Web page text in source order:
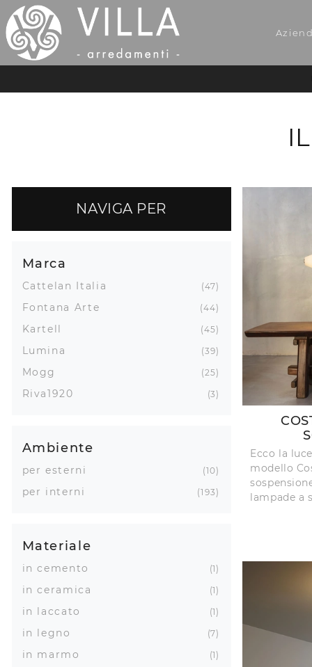
NAVIGA PER
Marca
Cattelan Italia 47
Fontana Arte 44
Kartell 45
Lumina 39
Mogg 25
Riva1920 3
Ambiente
per esterni 10
per interni 193
Materiale
in cemento 1
in ceramica 1
in laccato 1
in legno 7
in marmo 1
Ecco la
modello
lampade a